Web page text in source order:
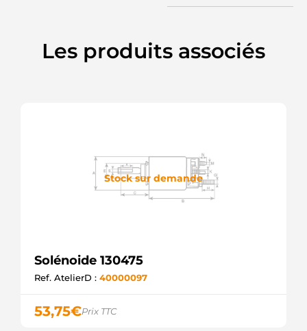
Les produits associés
Stock sur demande
Solénoide 130475
Ref. AtelierD : 40000097
53,75€Prix TTC